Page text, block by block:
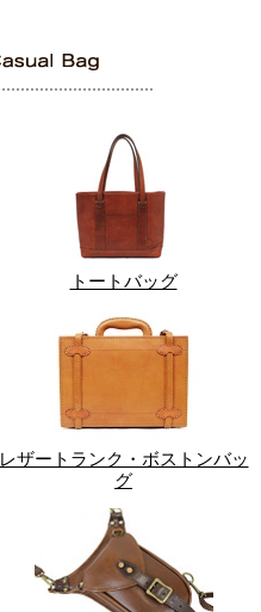
トートバッグ
レザートランク・ボストンバッ
グ